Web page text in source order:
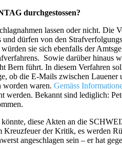
durchgestossen?
lassen oder nicht. Die
dürfen von den
sie sich ebenfalls der
Sowie darüber hinaus
Bern führt. In diesem Verfahren
ob die E-Mails zwischen
worden waren. Gemäss
werden. Bekannt sind lediglich:
könnte, diese Akten an die
der Kritik, es werden
angeschlagen sein – er hat